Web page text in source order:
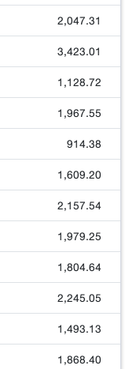
2,047.31
3,423.01
1,128.72
1,967.55
914.38
1,609.20
2,157.54
1,979.25
1,804.64
2,245.05
1,493.13
1,868.40